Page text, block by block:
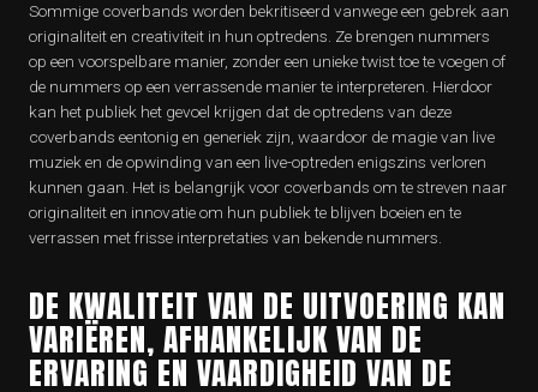
Sommige coverbands worden bekritiseerd vanwege een gebrek aan
originaliteit en creativiteit in hun optredens. Ze brengen nummers
op een voorspelbare manier, zonder een unieke twist toe te voegen of
de nummers op een verrassende manier te interpreteren. Hierdoor
kan het publiek het gevoel krijgen dat de optredens van deze
coverbands eentonig en generiek zijn, waardoor de magie van live
muziek en de opwinding van een live-optreden enigszins verloren
kunnen gaan. Het is belangrijk voor coverbands om te streven naar
originaliteit en innovatie om hun publiek te blijven boeien en te
verrassen met frisse interpretaties van bekende nummers.
DE KWALITEIT VAN DE UITVOERING KAN
VARIËREN, AFHANKELIJK VAN DE
ERVARING EN VAARDIGHEID VAN DE